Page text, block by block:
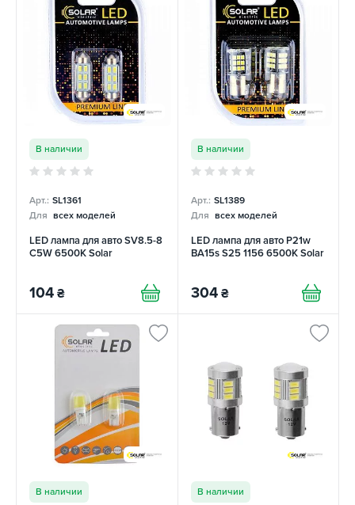
В наличии
Арт.: SL1361
Для всех моделей
LED лампа для авто SV8.5-8
C5W 6500K Solar
104 ₴
В наличии
Арт.: SL1389
Для всех моделей
LED лампа для авто P21w
BA15s S25 1156 6500K Solar
304 ₴
В наличии В наличии